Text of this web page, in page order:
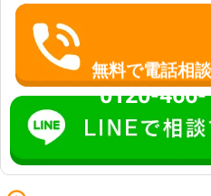
無料で電話相
0120-466-